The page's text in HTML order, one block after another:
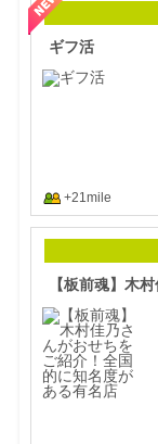
ギフ活
+21mile